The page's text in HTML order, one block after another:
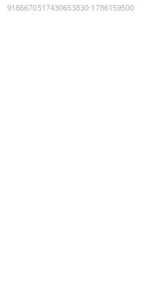
9186670517430653830:1786159500